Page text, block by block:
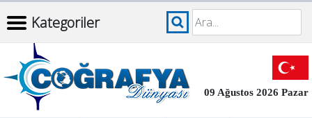
Kategoriler
09 Ağustos 2026 Pazar